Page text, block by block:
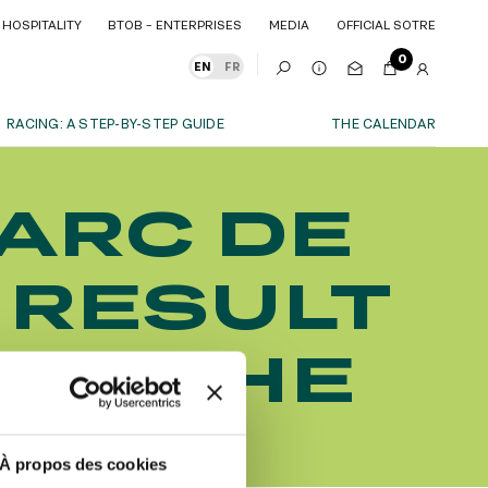
À propos des cookies
HOSPITALITY BTOB – ENTERPRISES MEDIA OFFICIAL SOTRE
EN FR
0
RACING: A STEP-BY-STEP GUIDE THE CALENDAR
AS A FAMILY
AS A FAMILY
WITH FRIENDS
AS A COUPLE
AS A COUPLE
FOR SPORT
CORPORATE EVENTS
CORPORATE EVENTS
SUBSCRIBE
DE
THE